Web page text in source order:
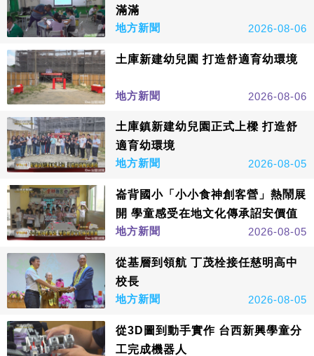
滿滿
地方新聞
2026-08-06
土庫新建幼兒園 打造舒適育幼環境
地方新聞 2026-08-06
土庫鎮新建幼兒園正式上樑 打造舒
適育幼環境
地方新聞
2026-08-05
崙背國小「小小食神創客營」熱鬧展
開 學童感受在地文化傳承詔安價值
地方新聞
2026-08-05
從基層到領航 丁茂栓接任慈明高中
校長
地方新聞
2026-08-05
從3D圖到動手實作 台西新興學童分
工完成機器人